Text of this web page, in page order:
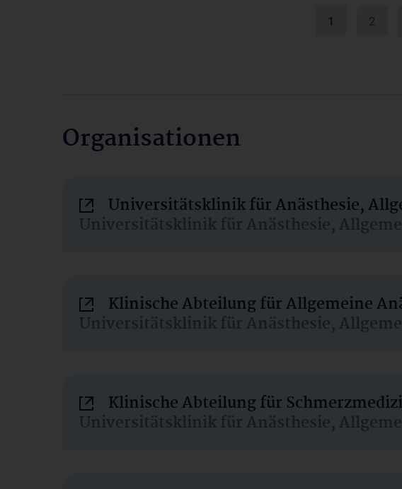
1 2
Organisationen
Universitätsklinik für Anästhesie,
Universitätsklinik für Anästhesie,
Klinische Abteilung für Allgemeine
Universitätsklinik für Anästhesie,
Klinische Abteilung für
Universitätsklinik für Anästhesie,